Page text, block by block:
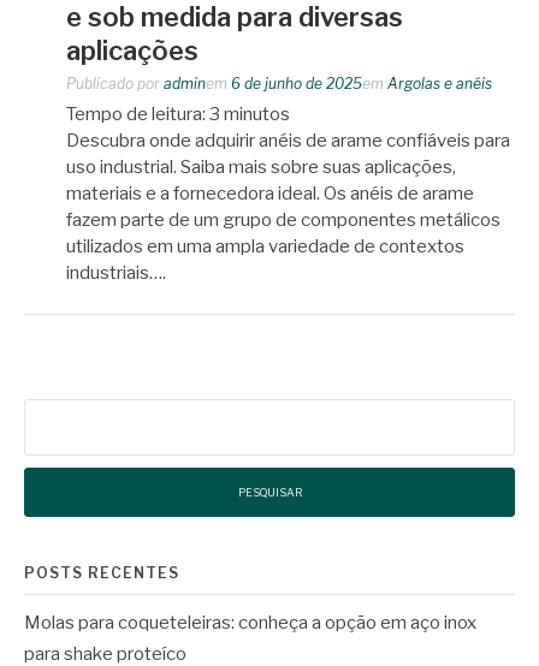
e sob medida para diversas
aplicações
Publicado por adminem 6 de junho de 2025em Argolas e anéis
Tempo de leitura: 3 minutos
Descubra onde adquirir anéis de arame confiáveis para
uso industrial. Saiba mais sobre suas aplicações,
materiais e a fornecedora ideal. Os anéis de arame
fazem parte de um grupo de componentes metálicos
utilizados em uma ampla variedade de contextos
industriais….
POSTS RECENTES
Molas para coqueteleiras: conheça a opção em aço inox
para shake proteíco